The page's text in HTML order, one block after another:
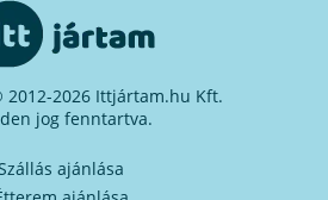
2012-2026 Ittjártam.hu Kft.
jog fenntartva.
ajánlása